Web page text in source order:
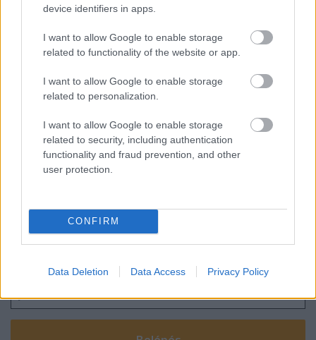
device identifiers in apps.
I want to allow Google to enable storage
related to functionality of the website or app.
I want to allow Google to enable storage
related to personalization.
I want to allow Google to enable storage
related to security, including authentication
functionality and fraud prevention, and other
user protection.
CONFIRM
Data Deletion Data Access Privacy Policy
Ócseny harasó
Mozart sűrűség
Szólj hozzá!
A hozzászóláshoz be kell lépned!